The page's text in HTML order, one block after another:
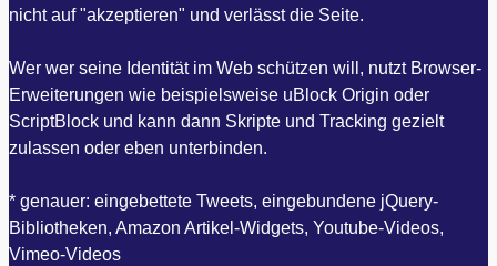
nicht auf "akzeptieren" und verlässt die Seite.
Wer wer seine Identität im Web schützen will, nutzt Browser-
Erweiterungen wie beispielsweise uBlock Origin oder
ScriptBlock und kann dann Skripte und Tracking gezielt
zulassen oder eben unterbinden.
* genauer: eingebettete Tweets, eingebundene jQuery-
Bibliotheken, Amazon Artikel-Widgets, Youtube-Videos,
Vimeo-Videos